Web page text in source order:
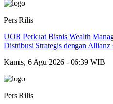
Pers Rilis
UOB Perkuat Bisnis Wealth
Distribusi Strategis dengan Allianz
Kamis, 6 Agu 2026 - 06:39 WIB
Pers Rilis